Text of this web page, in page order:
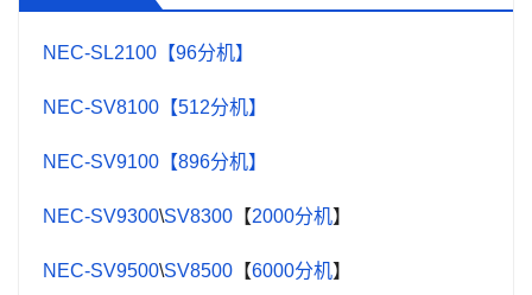
NEC-SL2100【96分机】
NEC-SV8100【512分机】
NEC-SV9100【896分机】
NEC-SV9300\SV8300 【2000分机】
NEC-SV9500\SV8500 【6000分机】